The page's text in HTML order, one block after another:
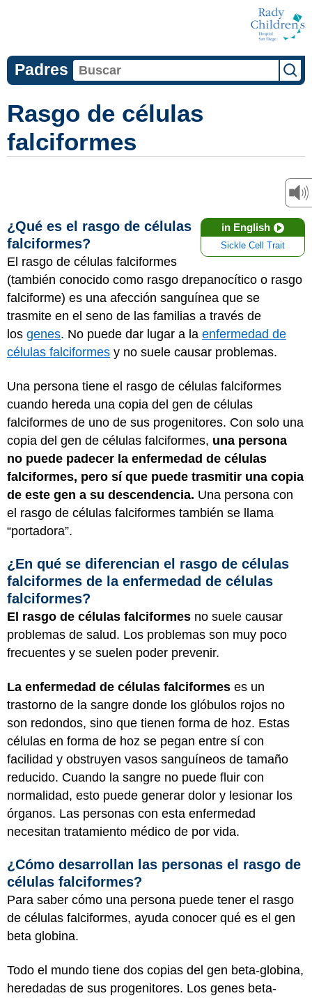
Padres
Rasgo de células
falciformes
in English
Sickle Cell Trait
¿Qué es el rasgo de células
falciformes?
El rasgo de células falciformes
(también conocido como rasgo drepanocítico o rasgo
falciforme) es una afección sanguínea que se
trasmite en el seno de las familias a través de
los genes. No puede dar lugar a la enfermedad de
células falciformes y no suele causar problemas.
Una persona tiene el rasgo de células falciformes
cuando hereda una copia del gen de células
falciformes de uno de sus progenitores. Con solo una
copia del gen de células falciformes, una persona
no puede padecer la enfermedad de células
falciformes, pero sí que puede trasmitir una copia
de este gen a su descendencia. Una persona con
el rasgo de células falciformes también se llama
“portadora”.
¿En qué se diferencian el rasgo de células
falciformes de la enfermedad de células
falciformes?
El rasgo de células falciformes no suele causar
problemas de salud. Los problemas son muy poco
frecuentes y se suelen poder prevenir.
La enfermedad de células falciformes es un
trastorno de la sangre donde los glóbulos rojos no
son redondos, sino que tienen forma de hoz. Estas
células en forma de hoz se pegan entre sí con
facilidad y obstruyen vasos sanguíneos de tamaño
reducido. Cuando la sangre no puede fluir con
normalidad, esto puede generar dolor y lesionar los
órganos. Las personas con esta enfermedad
necesitan tratamiento médico de por vida.
¿Cómo desarrollan las personas el rasgo de
células falciformes?
Para saber cómo una persona puede tener el rasgo
de células falciformes, ayuda conocer qué es el gen
beta globina.
Todo el mundo tiene dos copias del gen beta-globina,
heredadas de sus progenitores. Los genes beta-